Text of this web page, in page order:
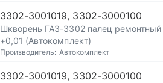
3302-3001019, 3302-3000100
Шкворень ГАЗ-3302 палец ремонтный
+0,01 (Автокомплект)
Производитель: Автокомплект
3302-3001019, 3302-3000100